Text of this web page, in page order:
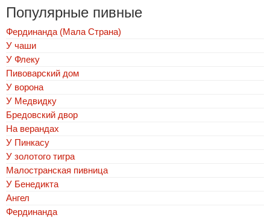
Популярные пивные
Фердинанда (Мала Страна)
У чаши
У Флеку
Пивоварский дом
У ворона
У Медвидку
Бредовский двор
На верандах
У Пинкасу
У золотого тигра
Малостранская пивница
У Бенедикта
Ангел
Фердинанда